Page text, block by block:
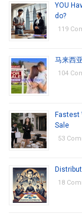
YOU
do?
119
马来西
104
Fastest
Sale
53
18